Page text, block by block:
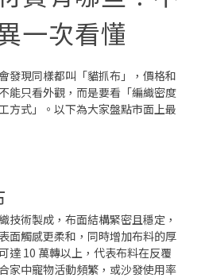
一次看懂
發現同樣都叫「貓抓布」，價格和
能只看外觀，而是要看「編織密度
方式」。以下為大家盤點市面上最
技術製成，布面結構緊密且穩定，
面觸感更柔和，同時增加布料的厚
達 10 萬轉以上，代表布料在反覆
家中寵物活動頻繁，或沙發使用率